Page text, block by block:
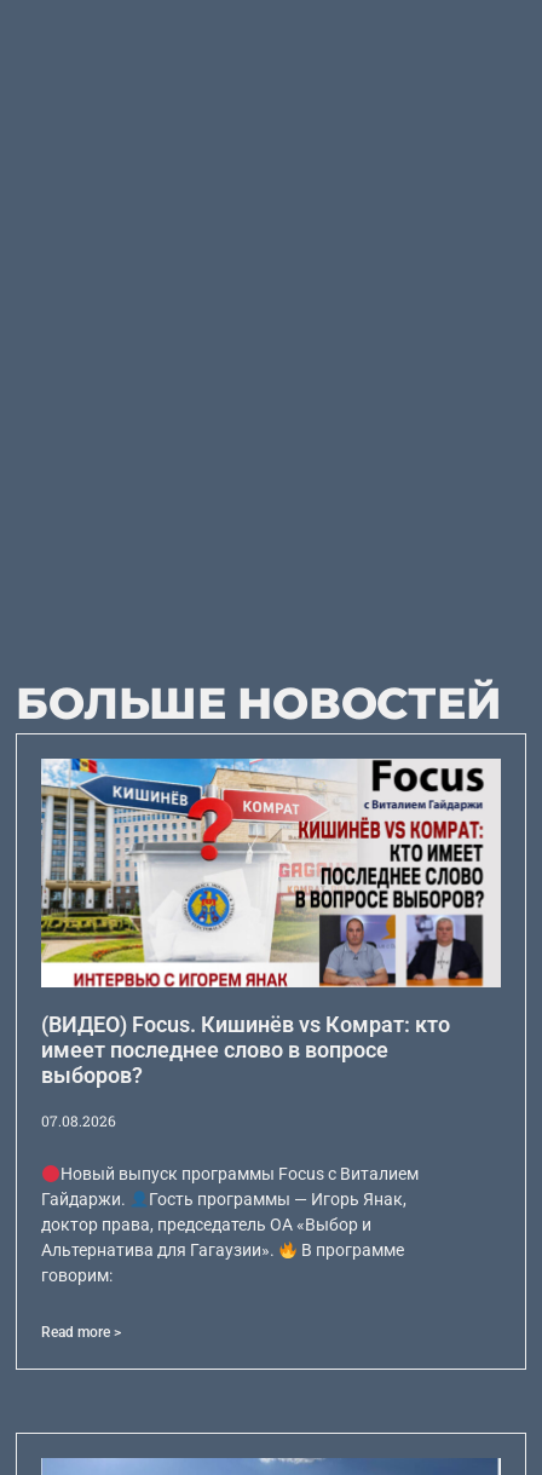
БОЛЬШЕ НОВОСТЕЙ
(ВИДЕО) Focus. Кишинёв vs Комрат: кто
имеет последнее слово в вопросе
выборов?
07.08.2026
Новый выпуск программы Focus с Виталием
Гайдаржи.
Гость программы — Игорь Янак,
доктор права, председатель ОА «Выбор и
Альтернатива для Гагаузии».
В программе
говорим:
Read more >